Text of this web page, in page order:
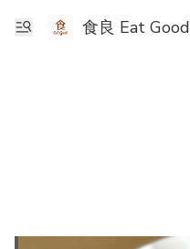
食良 Eat Good